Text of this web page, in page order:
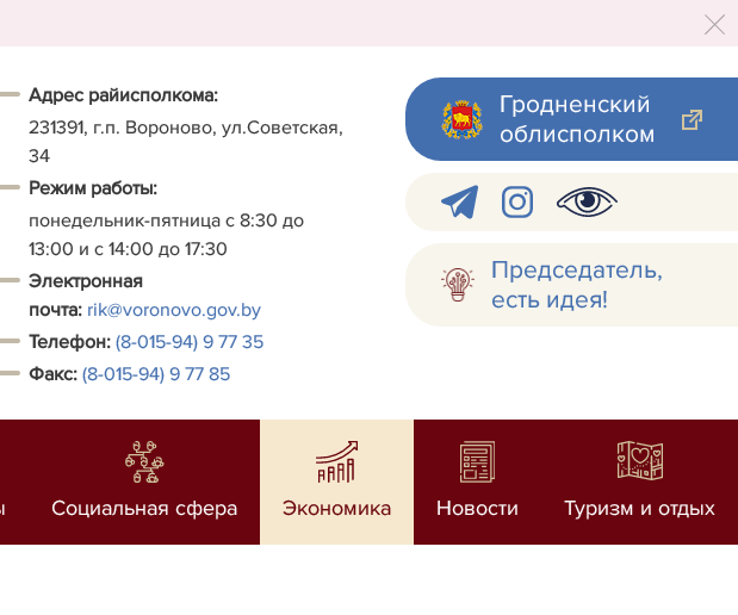
Адрес райисполкома:
231391, г.п. Вороново, ул.Советская,
34
Режим работы:
понедельник-пятница с 8:30 до
13:00 и с 14:00 до 17:30
Электронная
почта: rik@voronovo.gov.by
Телефон: (8-015-94) 9 77 35
Факс: (8-015-94) 9 77 85
Гродненский
облисполком
Председатель,
есть идея!
Социальная сфера Экономика Новости Туризм и отдых